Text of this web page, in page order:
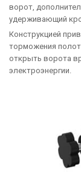
ворот,
удерживающий
Конструкцией
торможения
открыть ворота
электроэнергии.